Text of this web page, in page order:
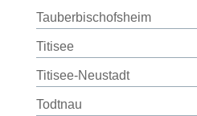
Tauberbischofsheim
Titisee
Titisee-Neustadt
Todtnau